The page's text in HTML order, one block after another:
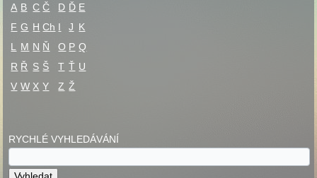
A B C Č D Ď E
F G H Ch I J K
L
M N Ň O P Q
R Ř S Š T Ť U
V W X Y Z Ž
RYCHLÉ VYHLEDÁVÁNÍ